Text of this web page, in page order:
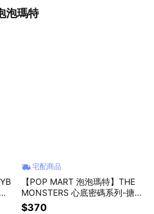
泡瑪特
宅配商品
【POP MART 泡泡瑪特】THE
MONSTERS 心底密碼系列-搪膠
毛絨掛件盲盒(A-M)(1入)
$370